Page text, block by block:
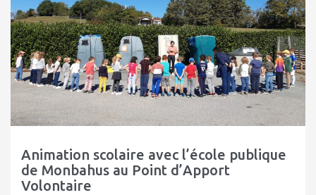
Animation scolaire avec l’école publique
de Monbahus au Point d’Apport
Volontaire